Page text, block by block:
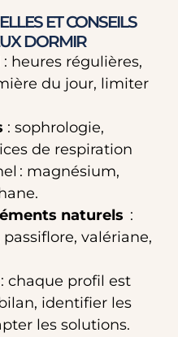
ET CONSEILS
DORMIR
: heures régulières,
du jour, limiter
: sophrologie,
de respiration
: magnésium,
naturels :
valériane,
: chaque profil est
identifier les
les solutions.